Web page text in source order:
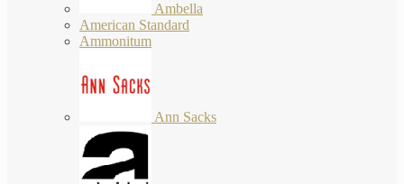
Ambella
American Standard
Ammonitum
Ann Sacks